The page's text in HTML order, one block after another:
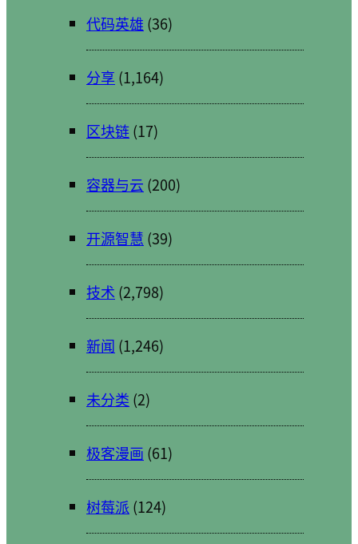
代码英雄 (36)
分享 (1,164)
区块链(17)
容器与云 (200)
开源智慧 (39)
技术 (2,798)
新闻 (1,246)
未分类 (2)
极客漫画 (61)
树莓派 (124)